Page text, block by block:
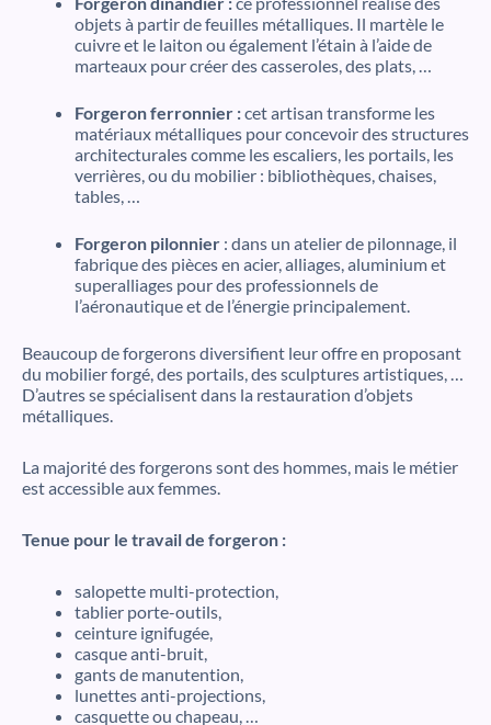
objets à partir de feuilles métalliques. Il martèle le
cuivre et le laiton ou également l’étain à l’aide de
marteaux pour créer des casseroles, des plats, …
Forgeron ferronnier :cet artisan transforme les
matériaux métalliques pour concevoir des structures
architecturales comme les escaliers, les portails, les
verrières, ou du mobilier : bibliothèques, chaises,
tables, …
Forgeron pilonnier : dans un atelier de pilonnage, il
fabrique des pièces en acier, alliages, aluminium et
superalliages pour des professionnels de
l’aéronautique et de l’énergie principalement.
Beaucoup de forgerons diversifient leur offre en proposant
du mobilier forgé, des portails, des sculptures artistiques, …
D’autres se spécialisent dans la restauration d’objets
métalliques.
La majorité des forgerons sont des hommes, mais le métier
est accessible aux femmes.
Tenue pour le travail de forgeron :
salopette multi-protection,
tablier porte-outils,
ceinture ignifugée,
casque anti-bruit,
gants de manutention,
lunettes anti-projections,
casquette ou chapeau, …